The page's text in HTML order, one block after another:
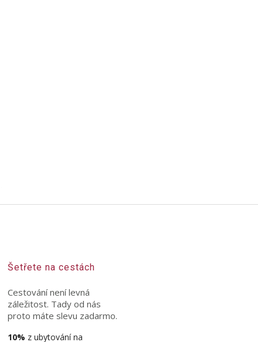
Šetřete na cestách
Cestování není levná
záležitost. Tady od nás
proto máte slevu zadarmo.
10% z ubytování na